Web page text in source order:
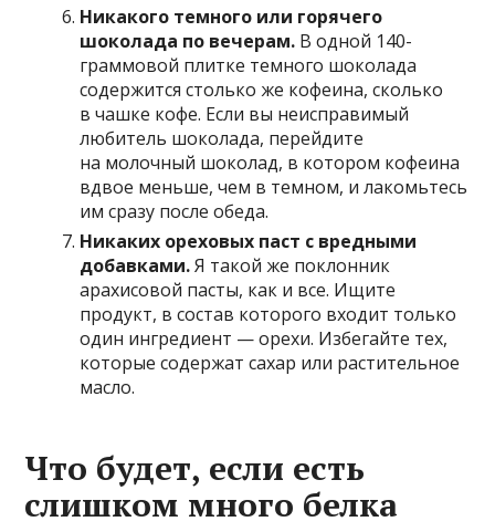
Никакого темного или горячего
шоколада по вечерам. В одной 140-
граммовой плитке темного шоколада
содержится столько же кофеина, сколько
в чашке кофе. Если вы неисправимый
любитель шоколада, перейдите
на молочный шоколад, в котором кофеина
вдвое меньше, чем в темном, и лакомьтесь
им сразу после обеда.
Никаких ореховых паст с вредными
добавками.Я такой же поклонник
арахисовой пасты, как и все. Ищите
продукт, в состав которого входит только
один ингредиент — орехи. Избегайте тех,
которые содержат сахар или растительное
масло.
Что будет, если есть
слишком много белка